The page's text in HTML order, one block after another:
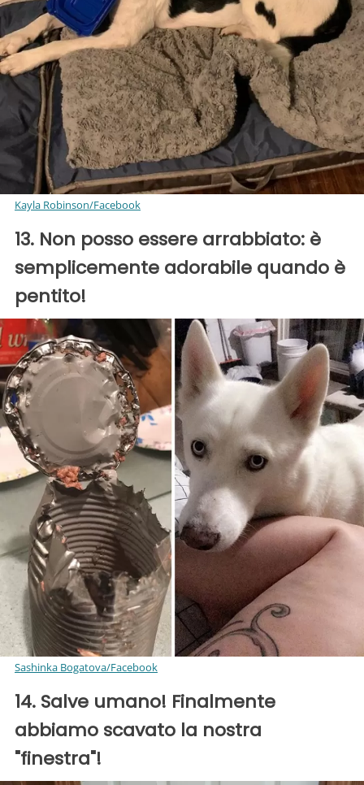
Kayla Robinson/Facebook
13. Non posso essere arrabbiato: è
semplicemente adorabile quando è
pentito!
Sashinka Bogatova/Facebook
14. Salve umano! Finalmente
abbiamo scavato la nostra
"finestra"!